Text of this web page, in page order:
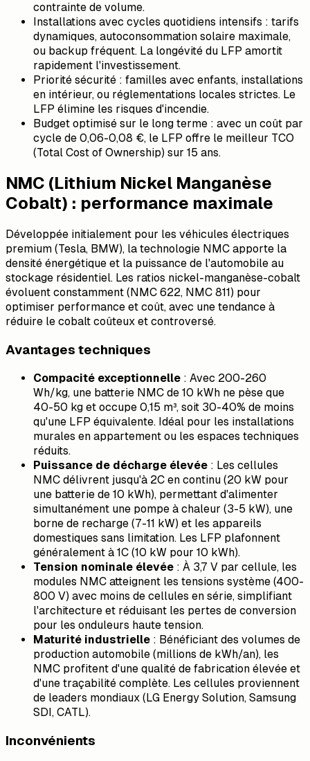
contrainte de volume.
Installations avec cycles quotidiens intensifs : tarifs
dynamiques, autoconsommation solaire maximale,
ou backup fréquent. La longévité du LFP amortit
rapidement l'investissement.
Priorité sécurité : familles avec enfants, installations
en intérieur, ou réglementations locales strictes. Le
LFP élimine les risques d'incendie.
Budget optimisé sur le long terme : avec un coût par
cycle de 0,06-0,08 €, le LFP offre le meilleur TCO
(Total Cost of Ownership) sur 15 ans.
NMC (Lithium Nickel Manganèse
Cobalt) : performance maximale
Développée initialement pour les véhicules électriques
premium (Tesla, BMW), la technologie NMC apporte la
densité énergétique et la puissance de l'automobile au
stockage résidentiel. Les ratios nickel-manganèse-cobalt
évoluent constamment (NMC 622, NMC 811) pour
optimiser performance et coût, avec une tendance à
réduire le cobalt coûteux et controversé.
Avantages techniques
Compacité exceptionnelle : Avec 200-260
Wh/kg, une batterie NMC de 10 kWh ne pèse que
40-50 kg et occupe 0,15 m³, soit 30-40% de moins
qu'une LFP équivalente. Idéal pour les installations
murales en appartement ou les espaces techniques
réduits.
Puissance de décharge élevée : Les cellules
NMC délivrent jusqu'à 2C en continu (20 kW pour
une batterie de 10 kWh), permettant d'alimenter
simultanément une pompe à chaleur (3-5 kW), une
borne de recharge (7-11 kW) et les appareils
domestiques sans limitation. Les LFP plafonnent
généralement à 1C (10 kW pour 10 kWh).
Tension nominale élevée : À 3,7 V par cellule, les
modules NMC atteignent les tensions système (400-
800 V) avec moins de cellules en série, simplifiant
l'architecture et réduisant les pertes de conversion
pour les onduleurs haute tension.
Maturité industrielle : Bénéficiant des volumes de
production automobile (millions de kWh/an), les
NMC profitent d'une qualité de fabrication élevée et
d'une traçabilité complète. Les cellules proviennent
de leaders mondiaux (LG Energy Solution, Samsung
SDI, CATL).
Inconvénients